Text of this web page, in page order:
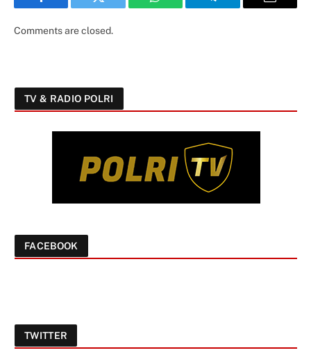
Facebook Twitter WhatsApp Telegram Email
Comments are closed.
TV & RADIO POLRI
FACEBOOK
TWITTER